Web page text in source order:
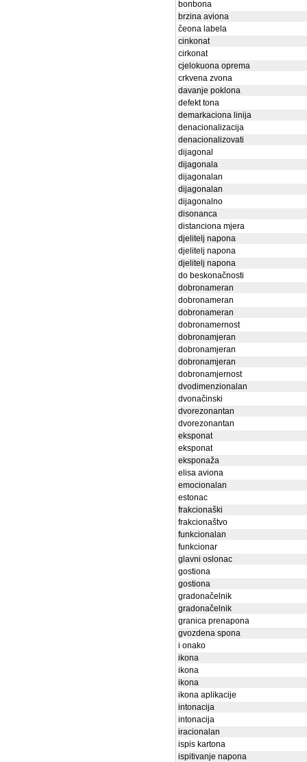
bonbona
brzina aviona
čeona labela
cinkonat
cirkonat
cjelokuona oprema
crkvena zvona
davanje poklona
defekt tona
demarkaciona linija
denacionalizacija
denacionalizovati
dijagonal
dijagonala
dijagonalan
dijagonalan
dijagonalno
disonanca
distanciona mjera
djelitelj napona
djelitelj napona
djelitelj napona
do beskonačnosti
dobronameran
dobronameran
dobronameran
dobronamernost
dobronamjeran
dobronamjeran
dobronamjeran
dobronamjernost
dvodimenzionalan
dvonačinski
dvorezonantan
dvorezonantan
eksponat
eksponat
eksponaža
elisa aviona
emocionalan
estonac
frakcionaški
frakcionaštvo
funkcionalan
funkcionar
glavni oslonac
gostiona
gostiona
gradonačelnik
gradonačelnik
granica prenapona
gvozdena spona
i onako
ikona
ikona
ikona
ikona aplikacije
intonacija
intonacija
iracionalan
ispis kartona
ispitivanje napona